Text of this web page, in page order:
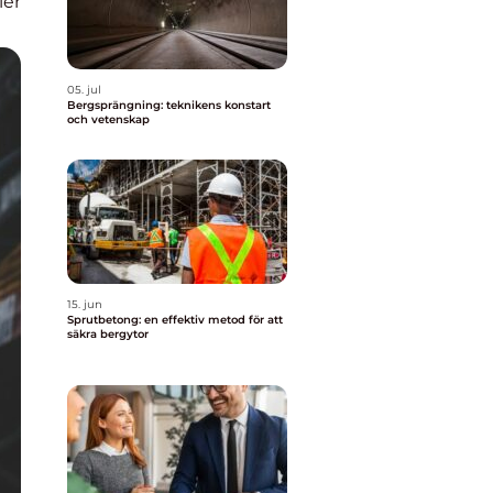
05. jul
Bergsprängning: teknikens konstart
och vetenskap
15. jun
Sprutbetong: en effektiv metod för att
säkra bergytor